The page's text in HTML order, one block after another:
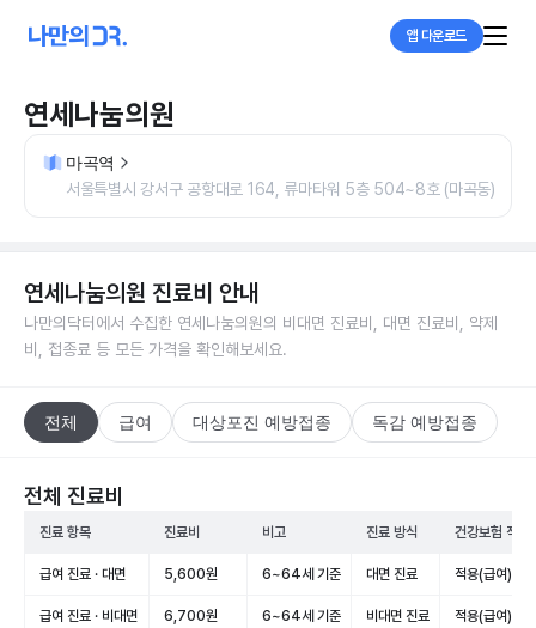
앱 다운로드
연세나눔의원
마곡역
서울특별시 강서구 공항대로 164, 류마타워 5층 504~8호 (마곡동)
연세나눔의원 진료비 안내
나만의닥터에서 수집한 연세나눔의원의 비대면 진료비, 대면 진료비, 약제
비, 접종료 등 모든 가격을 확인해보세요.
전체 급여 대상포진 예방접종 독감 예방접종
전체 진료비
진료 항목 진료비 비고 진료 방식 건강보험 적용
급여 진료 · 대면 5,600원 6~64세 기준 대면 진료 적용(급여)
급여 진료 · 비대면 6,700원 6~64세 기준 비대면 진료 적용(급여)